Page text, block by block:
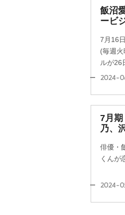
飯沼
ービ
7月16
(毎週
ルが26
2024-
7月
乃、
俳優・
くんが
2024-